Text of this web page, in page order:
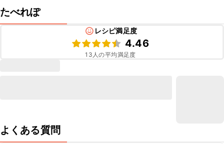
たべれぽ
レシピ満足度
4.46
13 人の平均満足度
よくある質問